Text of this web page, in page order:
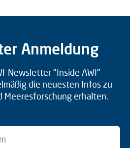
Anmeldung
Newsletter "Inside AWI"
die neuesten Infos zu
Meeresforschung erhalten.